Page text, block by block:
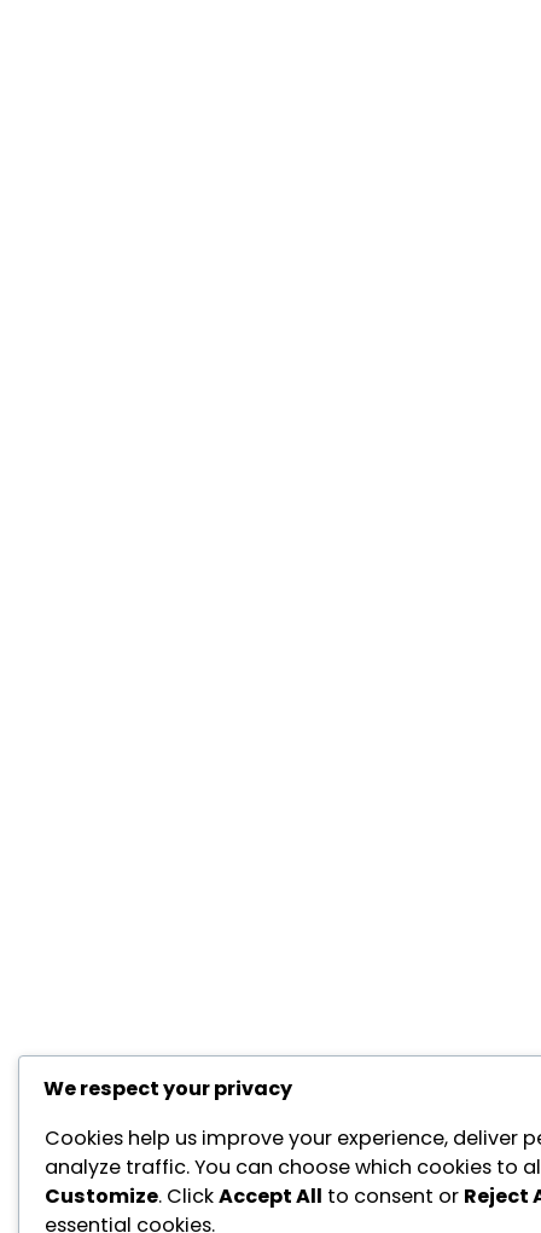
We respect your privacy
Cookies help us improve your experience, deliver
analyze traffic. You can choose which cookies to
Customize. ClickAccept All to consent or Reject
essential cookies.